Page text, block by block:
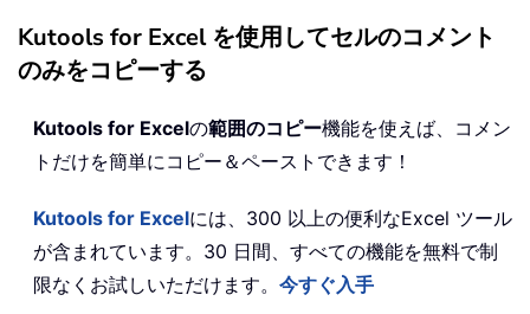
Kutools for Excel を使用してセルのコメント
のみをコピーする
Kutools for Excelの範囲のコピー機能を使えば、コメン
トだけを簡単にコピー＆ペーストできます！
Kutools for Excelには、300 以上の便利なExcel ツール
が含まれています。30 日間、すべての機能を無料で制
限なくお試しいただけます。 今すぐ入手